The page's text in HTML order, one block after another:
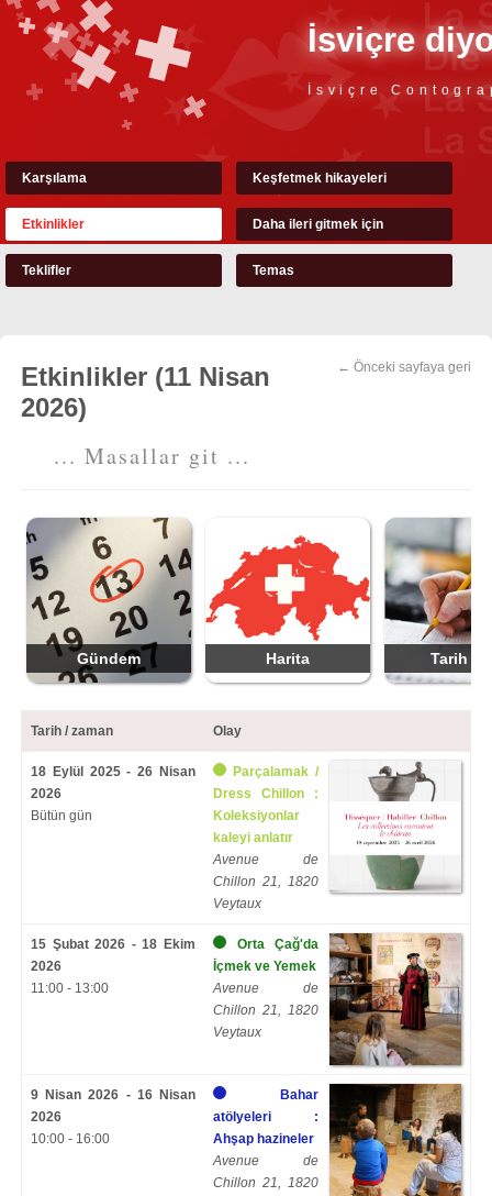
İsviçre
İsviçre
Karşılama Keşfetmek hikayeleri
Etkinlikler Daha ileri gitmek için
Teklifler Temas
← Önceki sayfaya geri
Etkinlikler (11 Nisan
2026)
... Masallar git ...
Gündem Harita Tarih
Tarih / zaman Olay
18 Eylül 2025 - 26 Nisan
2026
Bütün gün
Parçalamak /
Dress Chillon :
Koleksiyonlar
kaleyi anlatır
Avenue de
Chillon 21, 1820
Veytaux
15 Şubat 2026 - 18 Ekim
2026
11:00 - 13:00
Orta Çağ'da
İçmek ve Yemek
Avenue de
Chillon 21, 1820
Veytaux
9 Nisan 2026 - 16 Nisan
2026
10:00 - 16:00
Bahar
atölyeleri :
Ahşap hazineler
Avenue de
Chillon 21, 1820